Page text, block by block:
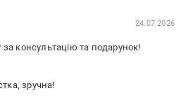
24.07.2026
консультацію та подарунок!
зручна!